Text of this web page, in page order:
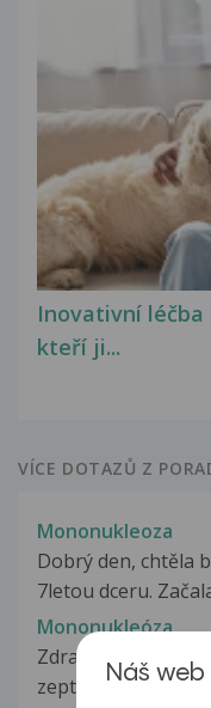
Inovativní
kteří ji...
VÍCE DOTAZŮ Z
Mononukleoza
Dobrý den, chtěla
7letou dceru.
Mononukleóza
Zdravím, právě
zeptat, jestli by
Náš